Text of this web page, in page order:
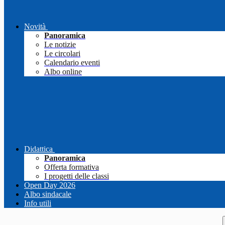
Novità
Panoramica
Le notizie
Le circolari
Calendario eventi
Albo online
Didattica
Panoramica
Offerta formativa
I progetti delle classi
Open Day 2026
Albo sindacale
Info utili